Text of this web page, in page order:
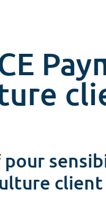
client